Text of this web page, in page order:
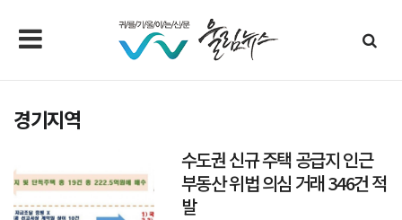
경기지역
수도권 신규 주택 공급지 인근
부동산 위법 의심 거래 346건 적
발